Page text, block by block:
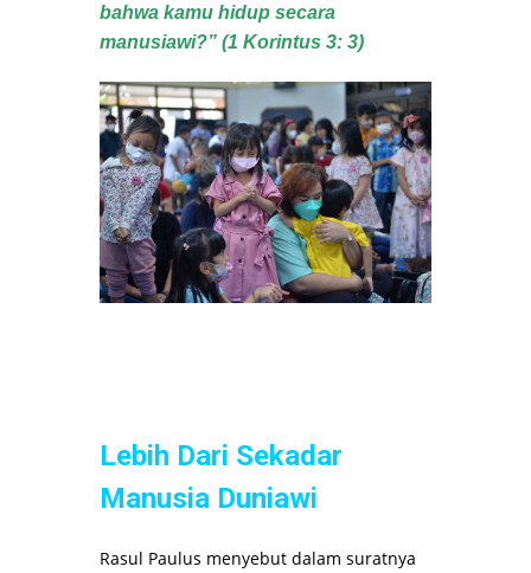
bahwa kamu hidup secara
manusiawi?” (1 Korintus 3: 3)
Lebih Dari Sekadar
Manusia Duniawi
Rasul Paulus menyebut dalam suratnya